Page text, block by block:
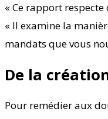
« Ce rapport
« Il examine la
mandats que vous
De la
Pour remédier aux